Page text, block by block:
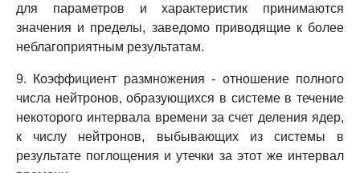
для параметров и характеристик принимаются
значения и пределы, заведомо приводящие к более
неблагоприятным результатам.
9. Коэффициент размножения - отношение полного
числа нейтронов, образующихся в системе в течение
некоторого интервала времени за счет деления ядер,
к числу нейтронов, выбывающих из системы в
результате поглощения и утечки за этот же интервал